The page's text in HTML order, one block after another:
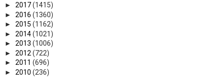
► 2017(1415)
► 2016 (1360)
► 2015 (1162)
► 2014(1021)
► 2013 (1006)
► 2012 (722)
► 2011 (696)
► 2010 (236)